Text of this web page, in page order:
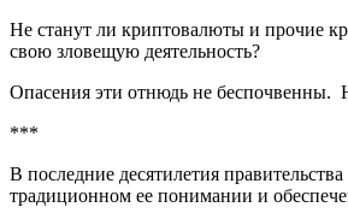
Не станут ли криптовалюты и прочие
свою зловещую деятельность?
Опасения эти отнюдь не
***
В последние десятилетия
традиционном ее понимании и